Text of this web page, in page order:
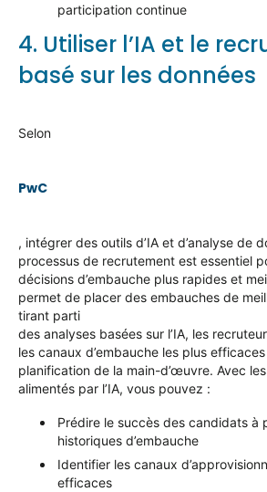
participation continue
4. Utiliser l’IA et le
basé sur les données
Selon
PwC
, intégrer des outils d’IA et d’analyse de
processus de recrutement est essentiel
décisions d’embauche plus rapides et
permet de placer des embauches de
tirant parti
des analyses basées sur l’IA, les
les canaux d’embauche les plus
planification de la main-d’œuvre. Avec
alimentés par l’IA, vous pouvez :
Prédire le succès des candidats à
historiques d’embauche
Identifier les canaux
efficaces